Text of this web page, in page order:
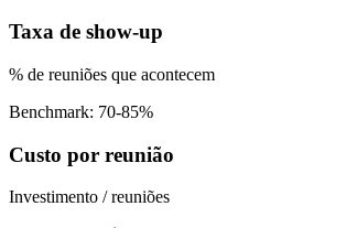
Taxa de show-up
% de reuniões que acontecem
Benchmark: 70-85%
Custo por reunião
Investimento / reuniões